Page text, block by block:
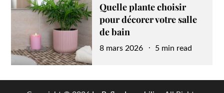
Quelle plante choisir
pour décorer votre salle
de bain
Posted
8 mars 2026 5 min read